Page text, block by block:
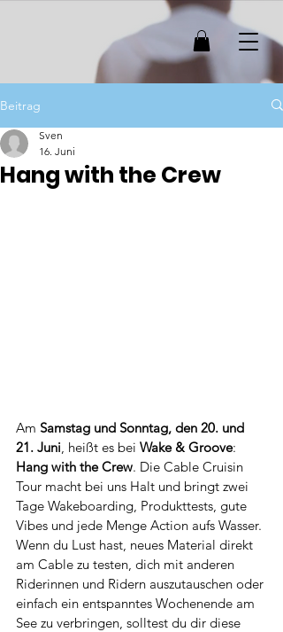
Beitrag
Hang with the Crew
Sven
16. Juni
Am Samstag und Sonntag, den 20. und
21. Juni, heißt es bei Wake & Groove:
Hang with the Crew. Die Cable Cruisin
Tour macht bei uns Halt und bringt zwei
Tage Wakeboarding, Produkttests, gute
Vibes und jede Menge Action aufs Wasser.
Wenn du Lust hast, neues Material direkt
am Cable zu testen, dich mit anderen
Riderinnen und Ridern auszutauschen oder
einfach ein entspanntes Wochenende am
See zu verbringen, solltest du dir diese